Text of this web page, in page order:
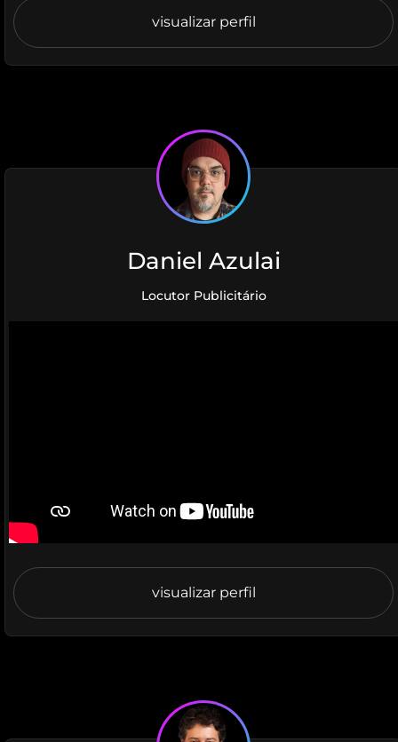
visualizar perfil
Daniel Azulai
Locutor Publicitário
visualizar perfil